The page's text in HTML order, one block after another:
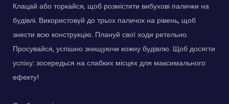
Клацай або торкайся, щоб розмістити вибухові палички на
будівлі. Використовуй до трьох паличок на рівень, щоб
знести всю конструкцію. Плануй свої ходи ретельно.
Просувайся, успішно знищуючи кожну будівлю. Щоб досягти
успіху: зосередься на слабких місцях для максимального
ефекту!